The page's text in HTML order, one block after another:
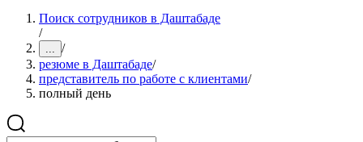
Поиск сотрудников в Даштабаде
/
... /
резюме в Даштабаде/
представитель по работе с клиентами/
полный день